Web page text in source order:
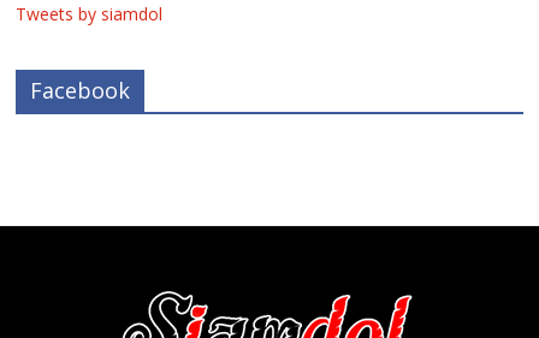
Tweets by siamdol
Facebook